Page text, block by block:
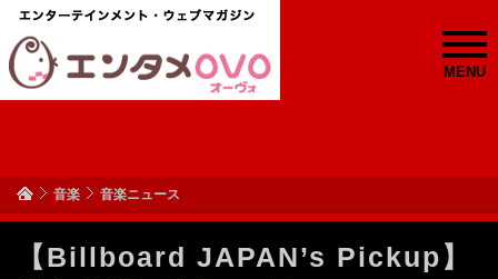
MENU
音楽 音楽ニュース
【Billboard JAPAN’s Pickup】